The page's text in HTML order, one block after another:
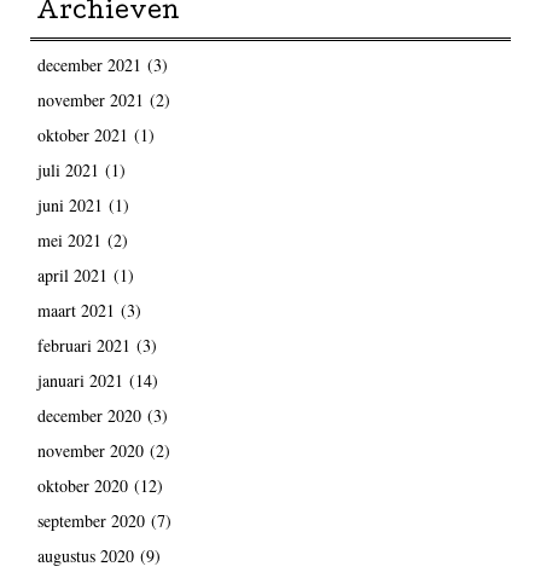
Archieven
december 2021 (3)
november 2021 (2)
oktober 2021 (1)
juli 2021 (1)
juni 2021 (1)
mei 2021 (2)
april 2021 (1)
maart 2021 (3)
februari 2021 (3)
januari 2021 (14)
december 2020(3)
november 2020(2)
oktober 2020(12)
september 2020(7)
augustus 2020(9)